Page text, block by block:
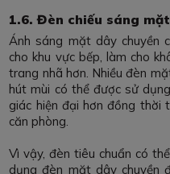
1.6. Đèn chiếu sáng
Ánh sáng mặt dây chuyền
cho khu vực bếp, làm cho
trang nhã hơn. Nhiều đèn
hút mùi có thể được sử
giác hiện đại hơn đồng thời
căn phòng.
Vì vậy, đèn tiêu chuẩn có
dụng đèn mặt dây chuyền